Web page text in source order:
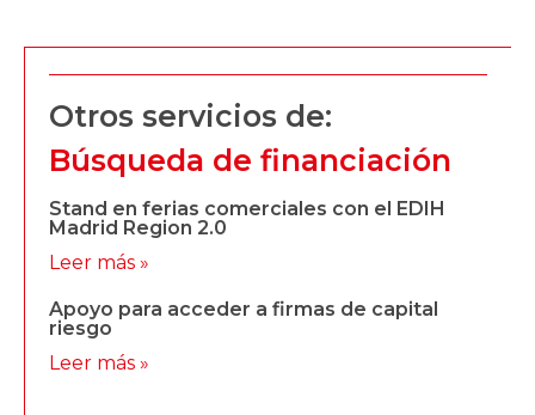
Otros servicios de:
Búsqueda de financiación
Stand en ferias comerciales con el EDIH
Madrid Region 2.0
Leer más »
Apoyo para acceder a firmas de capital
riesgo
Leer más »